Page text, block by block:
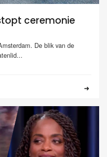
ceremonie
De blik van de